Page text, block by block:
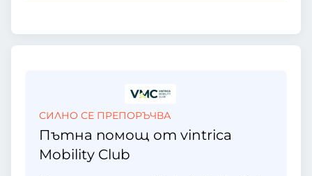
СИЛНО СЕ ПРЕПОРЪЧВА
Пътна помощ от vintrica
Mobility Club